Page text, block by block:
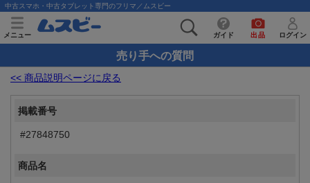
中古スマホ・中古タブレット専門のフリマ／ムスビー
メニュー ガイド 出品 ログイン
売り手への質問
<< 商品説明ページに戻る
掲載番号
#27848750
商品名